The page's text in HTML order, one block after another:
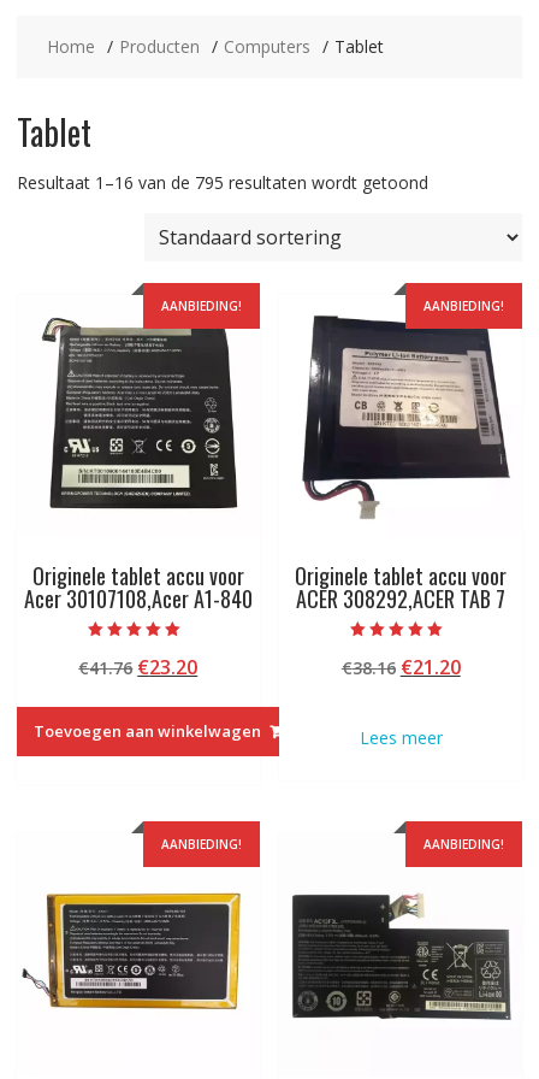
Home Producten Computers Tablet
Tablet
Resultaat 1–16 van de 795 resultaten wordt getoond
AANBIEDING!
Originele tablet accu voor
Acer 30107108,Acer A1-840
5.00
van 5
€41.76 Oorspronkelijke
was:
€41.76.
€23.20Huidige
is:
€23.20.
Toevoegen aan winkelwagen
AANBIEDING!
Originele tablet accu voor
ACER 308292,ACER TAB 7
5.00
van 5
€38.16
€38.16.
€21.20Huidige
Lees meer
AANBIEDING! AANBIEDING!